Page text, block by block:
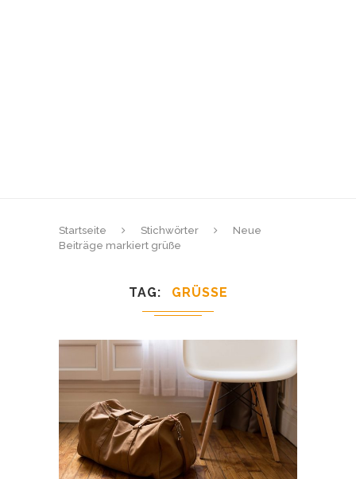
Startseite Stichwörter
Neue
Beiträge markiert grüße
TAG GRÜSSE